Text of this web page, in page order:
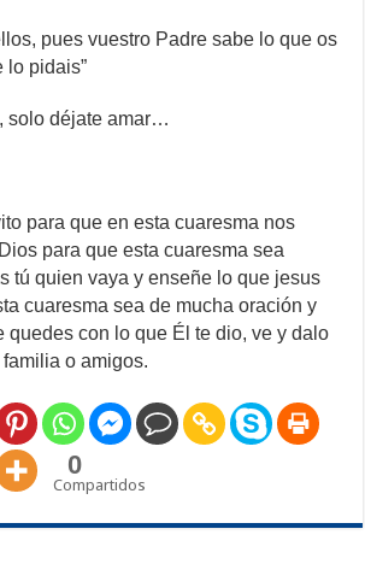
pues vuestro Padre sabe lo que os
lo pidais”
solo déjate amar…
para que en esta cuaresma nos
para que esta cuaresma sea
tú quien vaya y enseñe lo que jesus
cuaresma sea de mucha oración y
quedes con lo que Él te dio, ve y dalo
o amigos.
0
Compartidos